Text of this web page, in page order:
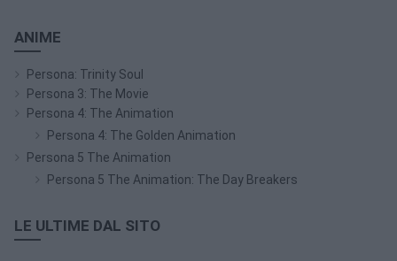
ANIME
Persona: Trinity Soul
Persona 3: The Movie
Persona 4: The Animation
Persona 4: The Golden Animation
Persona 5 The Animation
Persona 5 The Animation: The Day Breakers
LE ULTIME DAL SITO